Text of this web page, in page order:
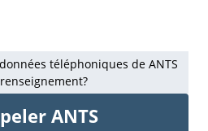
téléphoniques de ANTS
ANTS